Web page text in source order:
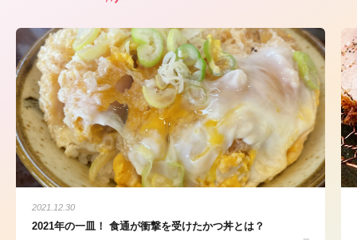
2021.12.30
2021年の一皿！ 食通が衝撃を受けたかつ丼とは？